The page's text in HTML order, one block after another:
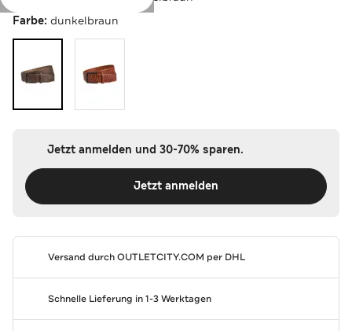
Farbe: dunkelbraun
Jetzt anmelden und 30-70% sparen.
Jetzt anmelden
Versand durchOUTLETCITY.COM per DHL
Schnelle Lieferung in 1-3 Werktagen